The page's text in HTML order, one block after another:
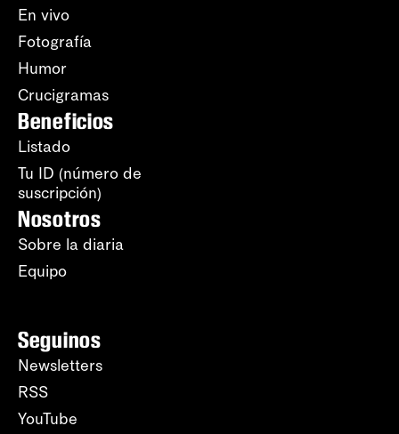
En vivo
Fotografía
Humor
Crucigramas
Beneficios
Listado
Tu ID (número de
suscripción)
Nosotros
Sobre la diaria
Equipo
Seguinos
Newsletters
RSS
YouTube